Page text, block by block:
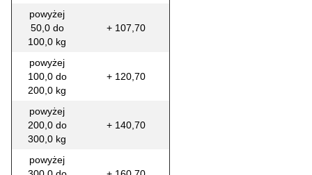
powyżej
50,0 do
100,0 kg
+ 107,70
powyżej
100,0 do
200,0 kg
+ 120,70
powyżej
200,0 do
300,0 kg
+ 140,70
powyżej